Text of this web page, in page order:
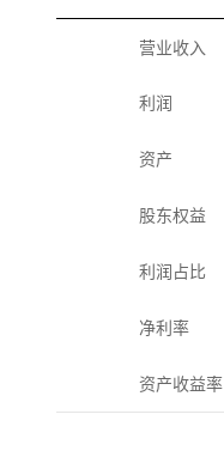
营业收入
利润
资产
股东权益
利润占比
净利率
资产收益率